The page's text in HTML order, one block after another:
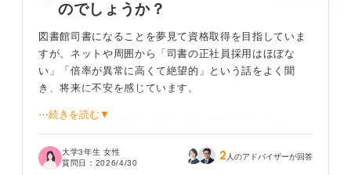
のでしょうか？
図書館司書になることを夢見て資格取得を目指していま
すが、ネットや周囲から「司書の正社員採用はほぼな
い」「倍率が異常に高くて絶望的」という話をよく聞
き、将来に不安を感じています。
自治体の公務員試験では募集人数が若干名であることも
りにして、努力が報われるのかわからなくなってしまい
⋯続きを読む▼
大学3年生 女性
質問日： 2026/4/30 2 人のアドバイザーが回答